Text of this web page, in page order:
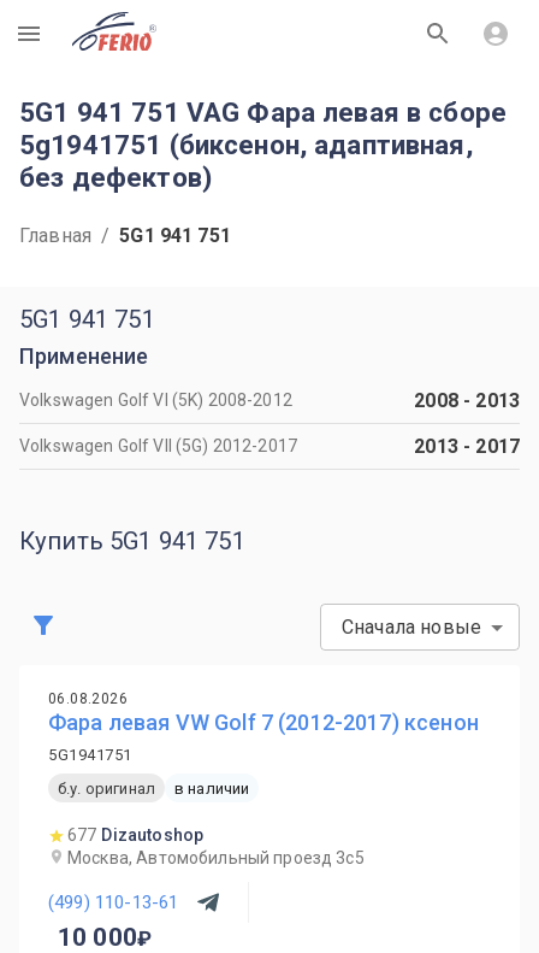
R
5G1 941 751 VAG Фара левая в сборе
5g1941751 (биксенон, адаптивная,
без дефектов)
Главная / 5G1 941 751
5G1 941 751
Применение
Volkswagen Golf VI (5K) 2008-2012 2008- 2013
Volkswagen Golf VII (5G) 2012-2017 2013- 2017
Купить 5G1 941 751
Сначала новые
06.08.2026
Фара левая VW Golf 7 (2012-2017) ксенон
5G1941751
б.у. оригинал
в наличии
677 Dizautoshop
Москва, Автомобильный проезд 3с5
(499) 110-13-61
10 000